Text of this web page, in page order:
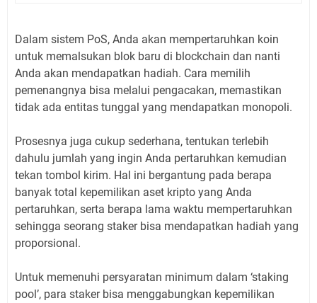
Dalam sistem PoS, Anda akan mempertaruhkan koin
untuk memalsukan blok baru di blockchain dan nanti
Anda akan mendapatkan hadiah. Cara memilih
pemenangnya bisa melalui pengacakan, memastikan
tidak ada entitas tunggal yang mendapatkan monopoli.
Prosesnya juga cukup sederhana, tentukan terlebih
dahulu jumlah yang ingin Anda pertaruhkan kemudian
tekan tombol kirim. Hal ini bergantung pada berapa
banyak total kepemilikan aset kripto yang Anda
pertaruhkan, serta berapa lama waktu mempertaruhkan
sehingga seorang staker bisa mendapatkan hadiah yang
proporsional.
Untuk memenuhi persyaratan minimum dalam ‘staking
pool’, para staker bisa menggabungkan kepemilikan